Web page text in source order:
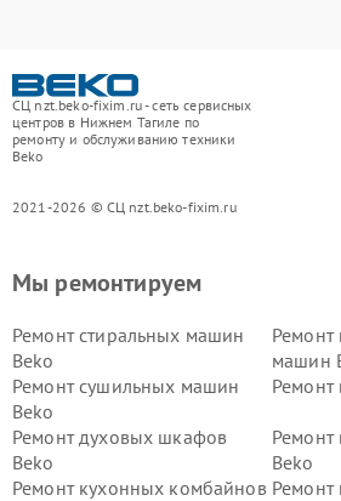
СЦ nzt.beko-fixim.ru - сеть сервисных
центров в Нижнем Тагиле по
ремонту и обслуживанию техники
Beko
2021-2026 © СЦ nzt.beko-fixim.ru
Мы ремонтируем
Ремонт стиральных машин
Beko
машин
Ремонт сушильных машин
Beko
Ремонт духовых шкафов
Beko
Ремонт
Beko
Ремонт кухонных комбайнов Ремонт